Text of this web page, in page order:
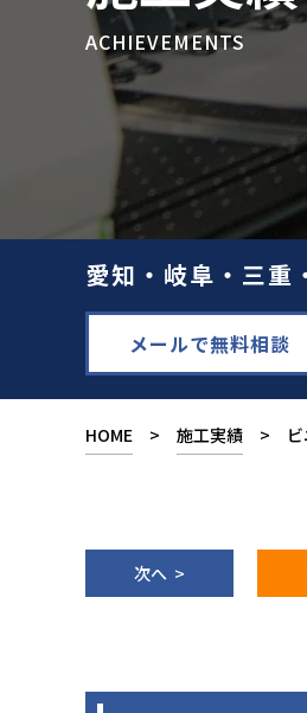
ACHIEVEMENTS
愛知・岐阜・三重
メールで無料相談
HOME > 施工実績 > ビ
次へ >